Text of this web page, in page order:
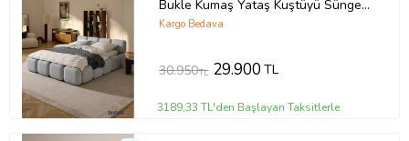
Bukle Kumaş Yataş Kuştüyü Sünger
160x200 Yatak Için(KURULUM
Kargo Bedava
30.950TL 29.900TL
3189,33 TL'den Başlayan Taksitlerle